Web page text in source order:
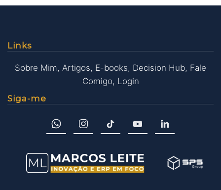
Links
Sobre Mim, Artigos, E-books, Decision Hub, Fale
Comigo, Login
Siga-me